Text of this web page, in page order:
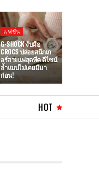
แฟชั่น
G-SHOCK จับมือ
CROCS ปล่อยสนีกเก
อร์สายแฟสุดพีค ดีไซน์
ล้ำแบบไม่เคยมีมา
ก่อน!
HOT